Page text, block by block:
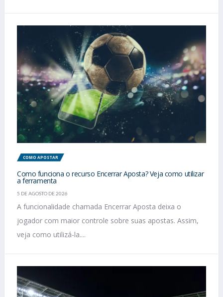
COMO APOSTAR
Como funciona o recurso Encerrar Aposta? Veja como utilizar
a ferramenta
5 DE AGOSTO DE 2026
A funcionalidade chamada Encerrar Aposta deixa o
jogador com maior controle sobre suas apostas. Assim,
veja como utilizá-la....